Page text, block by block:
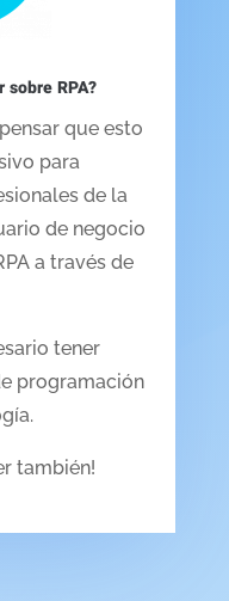
sobre RPA?
que esto
para
de la
de negocio
a través de
tener
programación
también!